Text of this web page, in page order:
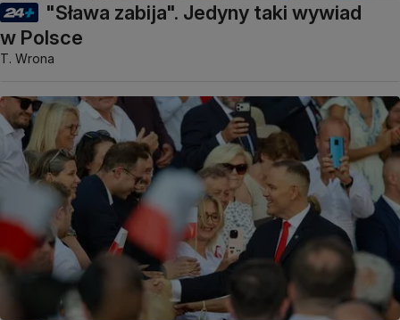
"Sława zabija". Jedyny taki wywiad
w Polsce
T. Wrona